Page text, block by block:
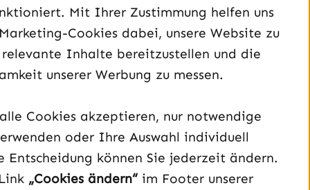
Unterstützung und Beratung unter:
040 – 182 295 901
Mo-Fr, 08:00 - 16:00 Uhr
Vertrag widerrufen
Schau auf Instagram vorbei – öffnet in neuem Tab
Sieh dir unsere TikTok-Videos an – öffnet in neuem
Sieh dir unsere Videos auf YouTube an – öffnet
Mit Ihrer Zustimmung helfen uns
Cookies dabei, unsere Website zu
relevante Inhalte bereitzustellen und die
unserer Werbung zu messen.
Cookies akzeptieren, nur notwendige
oder Ihre Auswahl individuell
Entscheidung können Sie jederzeit ändern.
„Cookies ändern“im Footer unserer